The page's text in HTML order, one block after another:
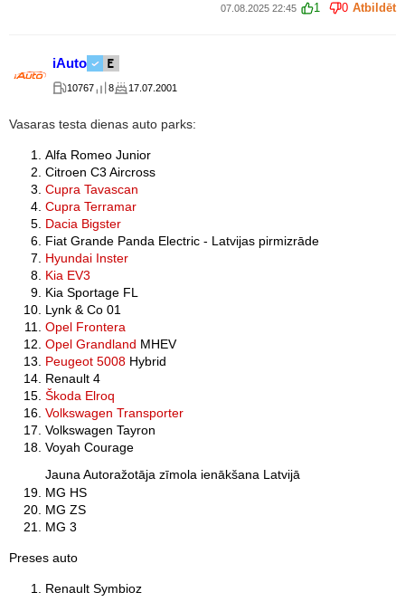
07.08.2025 22:45 1 0 Atbildēt
iAuto
10767 8 17.07.2001
Vasaras testa dienas auto parks:
Alfa Romeo Junior
Citroen C3 Aircross
Cupra Tavascan
Cupra Terramar
Dacia Bigster
Fiat Grande Panda Electric - Latvijas pirmizrāde
Hyundai Inster
Kia EV3
Kia Sportage FL
Lynk & Co 01
Opel Frontera
Opel Grandland MHEV
Peugeot 5008 Hybrid
Renault 4
Škoda Elroq
Volkswagen Transporter
Volkswagen Tayron
Voyah Courage
Jauna Autoražotāja zīmola ienākšana Latvijā
MG HS
MG ZS
MG 3
Preses auto
Renault Symbioz